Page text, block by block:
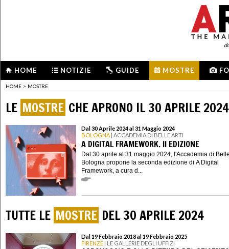
HOME NOTIZIE GUIDE MOSTRE
HOME > MOSTRE
LE MOSTRE CHE APRONO IL 30 APRILE 2024
Dal 30 Aprile 2024 al 31 Maggio 2024
BOLOGNA | ACCADEMIA DI BELLE ARTI
A DIGITAL FRAMEWORK. II EDIZIONE
Dal 30 aprile al 31 maggio 2024, l'Accademia di
Bologna propone la seconda edizione di A Digital
Framework, a cura d...
TUTTE LE MOSTRE DEL 30 APRILE 2024
Dal 19 Febbraio 2018 al 19 Febbraio 2025
FIRENZE | LE GALLERIE DEGLI UFFIZI